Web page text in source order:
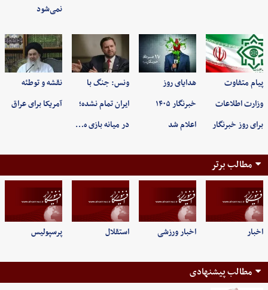
نمی‌شود
پیام متفاوت
وزارت اطلاعات
برای روز خبرنگار
هدایای روز
خبرنگار ۱۴۰۵
اعلام شد
ونس: جنگ با
ایران تمام نشده؛
در میانه بازی ه…
نقشه و توطئه
آمریکا برای عراق
مطالب برتر
اخبار اخبار ورزشی استقلال پرسپولیس
مطالب پیشنهادی